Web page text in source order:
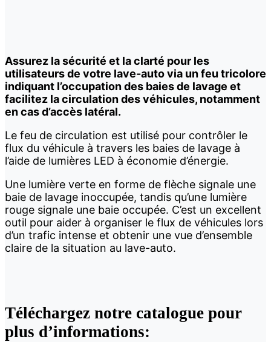
Assurez la sécurité et la clarté pour les
utilisateurs de votre lave-auto via un feu tricolore
indiquant l’occupation des baies de lavage et
facilitez la circulation des véhicules, notamment
en cas d’accès latéral.
Le feu de circulation est utilisé pour contrôler le
flux du véhicule à travers les baies de lavage à
l’aide de lumières LED à économie d’énergie.
Une lumière verte en forme de flèche signale une
baie de lavage inoccupée, tandis qu’une lumière
rouge signale une baie occupée. C’est un excellent
outil pour aider à organiser le flux de véhicules lors
d’un trafic intense et obtenir une vue d’ensemble
claire de la situation au lave-auto.
Téléchargez notre catalogue pour
plus d’informations: